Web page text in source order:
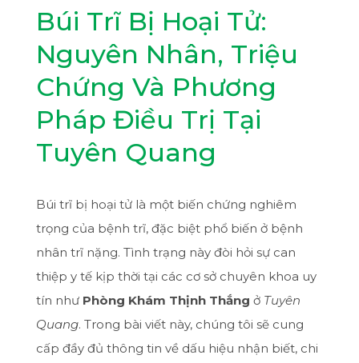
Búi Trĩ Bị Hoại Tử:
Nguyên Nhân, Triệu
Chứng Và Phương
Pháp Điều Trị Tại
Tuyên Quang
Búi trĩ bị hoại tử là một biến chứng nghiêm
trọng của bệnh trĩ, đặc biệt phổ biến ở bệnh
nhân trĩ nặng. Tình trạng này đòi hỏi sự can
thiệp y tế kịp thời tại các cơ sở chuyên khoa uy
tín như Phòng Khám Thịnh Thắng ở Tuyên
Quang. Trong bài viết này, chúng tôi sẽ cung
cấp đầy đủ thông tin về dấu hiệu nhận biết, chi